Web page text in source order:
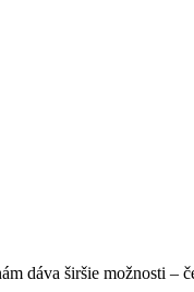
dáva širšie možnosti –